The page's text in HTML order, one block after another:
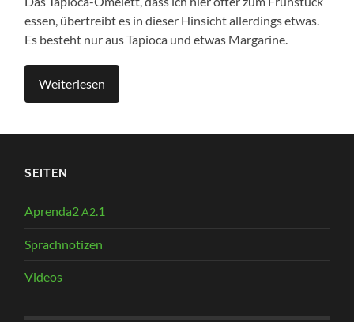
essen, über­treibt es in die­ser Hin­sicht aller­dings etwas.
Es besteht nur aus Tapio­ca und etwas Margarine.
Wei­ter­le­sen
SEITEN
Aprenda2A2.1
Sprachnotizen
Videos